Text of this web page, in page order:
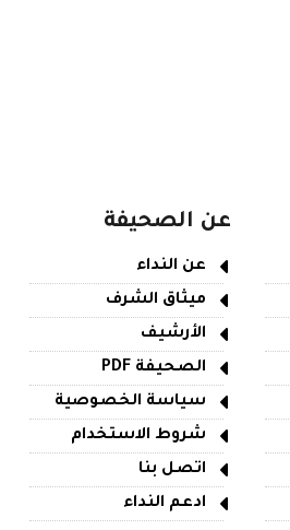
عن الصحيفة
عن النداء
ميثاق الشرف
الأرشيف
الصحيفة PDF
سياسة الخصوصية
شروط الاستخدام
اتصل بنا
ادعم النداء